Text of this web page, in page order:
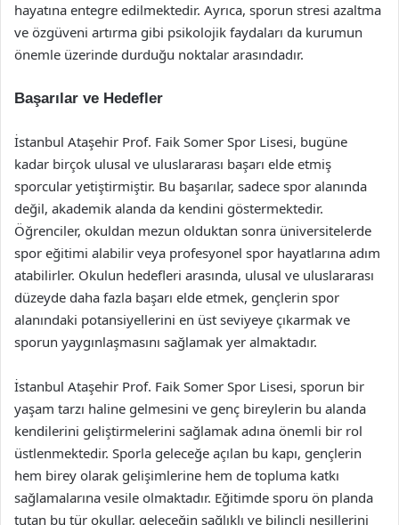
hayatına entegre edilmektedir. Ayrıca, sporun stresi azaltma
ve özgüveni artırma gibi psikolojik faydaları da kurumun
önemle üzerinde durduğu noktalar arasındadır.
Başarılar ve Hedefler
İstanbul Ataşehir Prof. Faik Somer Spor Lisesi, bugüne
kadar birçok ulusal ve uluslararası başarı elde etmiş
sporcular yetiştirmiştir. Bu başarılar, sadece spor alanında
değil, akademik alanda da kendini göstermektedir.
Öğrenciler, okuldan mezun olduktan sonra üniversitelerde
spor eğitimi alabilir veya profesyonel spor hayatlarına adım
atabilirler. Okulun hedefleri arasında, ulusal ve uluslararası
düzeyde daha fazla başarı elde etmek, gençlerin spor
alanındaki potansiyellerini en üst seviyeye çıkarmak ve
sporun yaygınlaşmasını sağlamak yer almaktadır.
İstanbul Ataşehir Prof. Faik Somer Spor Lisesi, sporun bir
yaşam tarzı haline gelmesini ve genç bireylerin bu alanda
kendilerini geliştirmelerini sağlamak adına önemli bir rol
üstlenmektedir. Sporla geleceğe açılan bu kapı, gençlerin
hem birey olarak gelişimlerine hem de topluma katkı
sağlamalarına vesile olmaktadır. Eğitimde sporu ön planda
tutan bu tür okullar, geleceğin sağlıklı ve bilinçli nesillerini